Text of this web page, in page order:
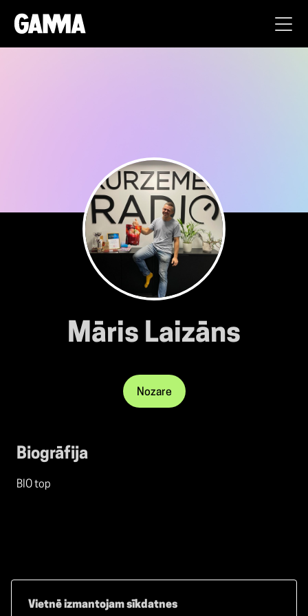
Māris Laizāns
Nozare
Biogrāfija
BIO top
Vietnē izmantojam sīkdatnes